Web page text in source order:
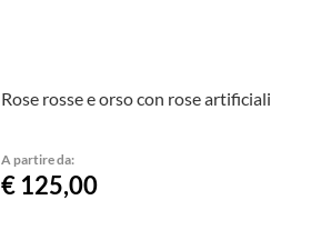
Rose rosse e orso con rose artificiali
A partire da:
€ 125,00